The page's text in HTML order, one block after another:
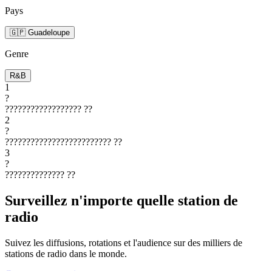
Pays
🇬🇵 Guadeloupe
Genre
R&B
1
?
?????????????????? ??
2
?
????????????????????????? ??
3
?
?????????????? ??
Surveillez n'importe quelle station de
radio
Suivez les diffusions, rotations et l'audience sur des milliers de
stations de radio dans le monde.